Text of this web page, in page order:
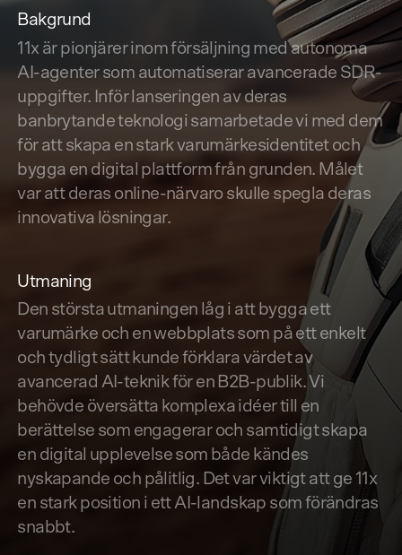
Bakgrund
11x är pionjärer inom försäljning med autonoma
AI-agenter som automatiserar avancerade SDR-
uppgifter. Inför lanseringen av deras
banbrytande teknologi samarbetade vi med dem
för att skapa en stark varumärkesidentitet och
bygga en digital plattform från grunden. Målet
var att deras online-närvaro skulle spegla deras
innovativa lösningar.
Utmaning
Den största utmaningen låg i att bygga ett
varumärke och en webbplats som på ett enkelt
och tydligt sätt kunde förklara värdet av
avancerad AI-teknik för en B2B-publik. Vi
behövde översätta komplexa idéer till en
berättelse som engagerar och samtidigt skapa
en digital upplevelse som både kändes
nyskapande och pålitlig. Det var viktigt att ge 11x
en stark position i ett AI-landskap som förändras
snabbt.